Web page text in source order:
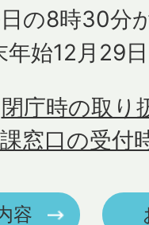
の8時30分
年始12月29
窓口の受付
閉庁時の取り
容